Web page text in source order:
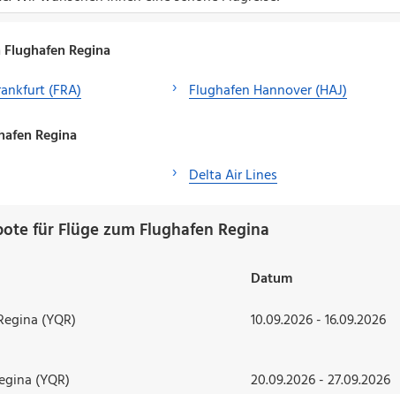
Regina
(FRA)
Flughafen Hannover (HAJ)
Regina
Delta Air Lines
für Flüge zum Flughafen Regina
Datum
(YQR)
10.09.2026 - 16.09.2026
(YQR) 20.09.2026 - 27.09.2026